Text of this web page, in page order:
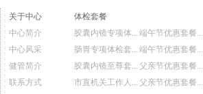
关于中心
中心简介
中心风采
健管简介
联系方式
体检套餐
胶囊内镜专项体...
肠胃专项体检套...
胶囊内镜至尊套...
市直机关工作人...
端午节优惠套餐...
端午节优惠套餐...
父亲节优惠套餐...
父亲节优惠套餐...